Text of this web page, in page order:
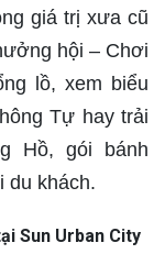
giá trị xưa cũ
hội – Chơi
lồ, xem biểu
Tự hay trải
Hồ, gói bánh
du khách.
Sun Urban City